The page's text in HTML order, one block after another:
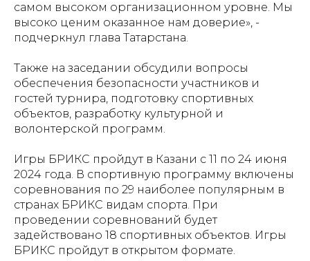
самом высоком организационном уровне. Мы
высоко ценим оказанное нам доверие», -
подчеркнул глава Татарстана.
Также на заседании обсудили вопросы
обеспечения безопасности участников и
гостей турнира, подготовку спортивных
объектов, разработку культурной и
волонтерской программ.
Игры БРИКС пройдут в Казани с 11 по 24 июня
2024 года. В спортивную программу включены
соревнования по 29 наиболее популярным в
странах БРИКС видам спорта. При
проведении соревнований будет
задействовано 18 спортивных объектов. Игры
БРИКС пройдут в открытом формате.